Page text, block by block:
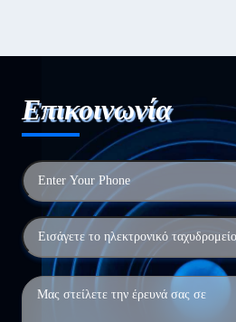
Επικοινωνία